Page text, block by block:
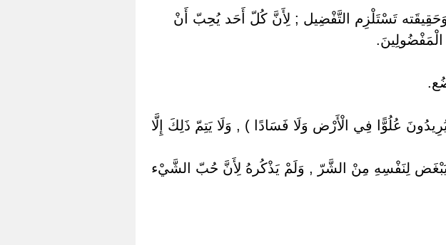
تَسْتَلْزِم التَّفْضِيل ; لِأَنَّ كُلّ أَحَد يُحِبّ أَنْ
عُلُوًّا فِي الْأَرْض وَلَا فَسَادًا ) , وَلَا يَتِمّ ذَلِكَ إِلَّا
يَبْغَض لِنَفْسِهِ مِنْ الشَّرّ , وَلَمْ يَذْكُرهُ لِأَنَّ حُبّ الشَّيْء